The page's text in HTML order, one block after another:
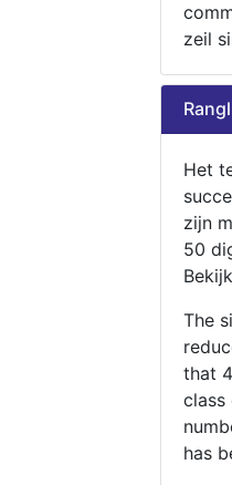
zeil
Het
zijn
50
The
that
class
has